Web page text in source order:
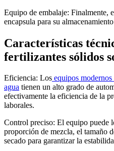
Equipo de embalaje: Finalmente,
encapsula para su
Características
fertilizantes sólidos
Eficiencia: Los equipos
agua tienen un alto grado de
efectivamente la eficiencia de la
laborales.
Control preciso: El equipo puede
proporción de mezcla, el tamaño
secado para garantizar la